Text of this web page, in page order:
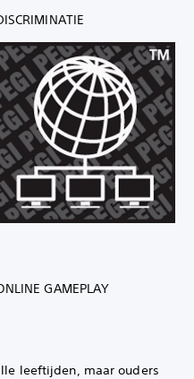
GAMEPLAY
leeftijden, maar ouders